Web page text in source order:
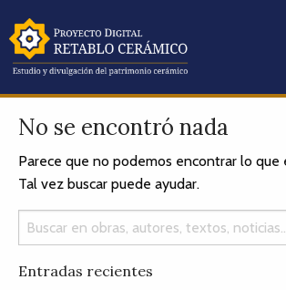
No se encontró nada
Parece que no podemos encontrar lo que
Tal vez buscar puede ayudar.
Entradas recientes